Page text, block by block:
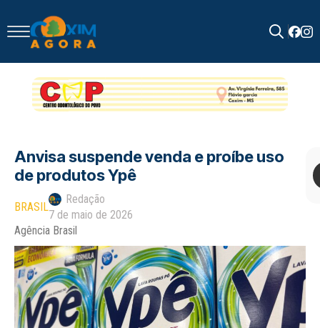
for:
Anvisa suspende venda e proíbe uso
de produtos Ypê
BRASIL
Redação
7 de maio de 2026
Agência Brasil